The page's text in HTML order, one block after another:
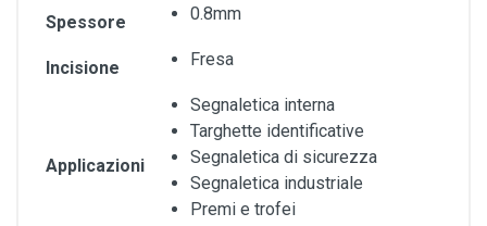
Spessore 0.8mm
Incisione Fresa
Applicazioni
Segnaletica interna
Targhette identificative
Segnaletica di sicurezza
Segnaletica industriale
Premi e trofei